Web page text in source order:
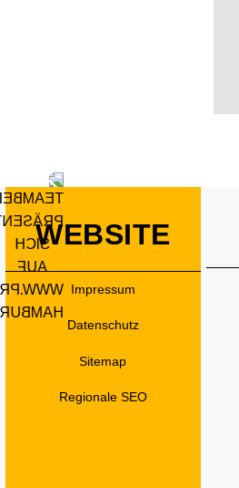
WEBSITE
Impressum
Datenschutz
Sitemap
Regionale SEO